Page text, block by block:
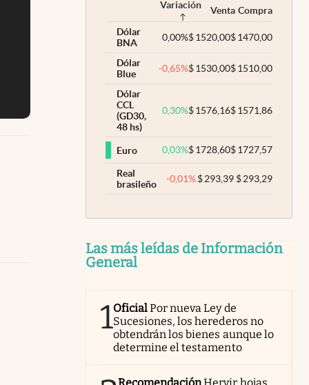
Variación Venta Compra
Dólar
BNA
0,00%$1520,00$1470,00
Dólar
Blue
-0,65%$1530,00$1510,00
Dólar
CCL
(GD30,
48 hs)
0,30%$1576,16$1571,86
Euro 0,03%$1728,60$1727,57
Real
brasileño
-0,01% $293,39 $293,29
Las más leídas de Información
General
1OficialPor nueva Ley de
Sucesiones, los herederos no
obtendrán los bienes aunque lo
determine el testamento